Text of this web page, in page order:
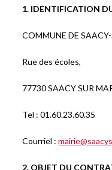
1. IDENTIFICATION
COMMUNE DE
Rue des écoles,
77730 SAACY SUR
Tel : 01.60.23.60.35
Courriel :
2. OBJET DU